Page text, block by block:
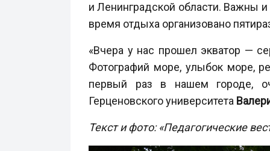
и Ленинградской области. Важны
время отдыха организовано
«Вчера у нас прошел экватор —
Фотографий море, улыбок море,
первый раз в нашем городе,
Герценовского университета
Текст и фото: «Педагогические